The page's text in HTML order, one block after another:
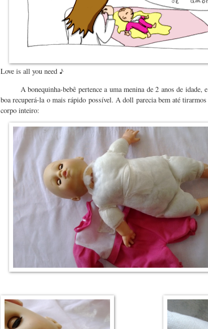
Love is all you need ♪
A bonequinha-bebê pertence a uma menina de 2 anos de idade,
boa recuperá-la o mais rápido possível. A doll parecia bem até
corpo inteiro: